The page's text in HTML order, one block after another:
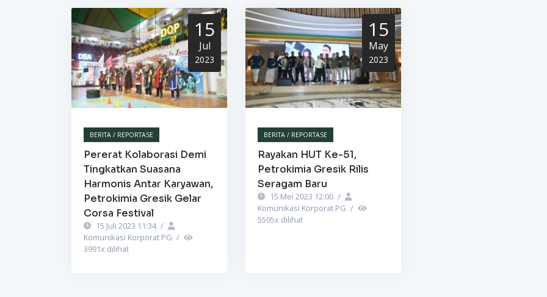
15
Jul
2023
BERITA / REPORTASE
Pererat Kolaborasi Demi
Tingkatkan Suasana
Harmonis Antar Karyawan,
Petrokimia Gresik Gelar
Corsa Festival
15 Juli 2023 11:34 /
Komunikasi Korporat PG /
3991x dilihat
15
May
2023
BERITA / REPORTASE
Rayakan HUT Ke-51,
Petrokimia Gresik Rilis
Seragam Baru
15 Mei 2023 12:00 /
Komunikasi Korporat PG /
5505x dilihat